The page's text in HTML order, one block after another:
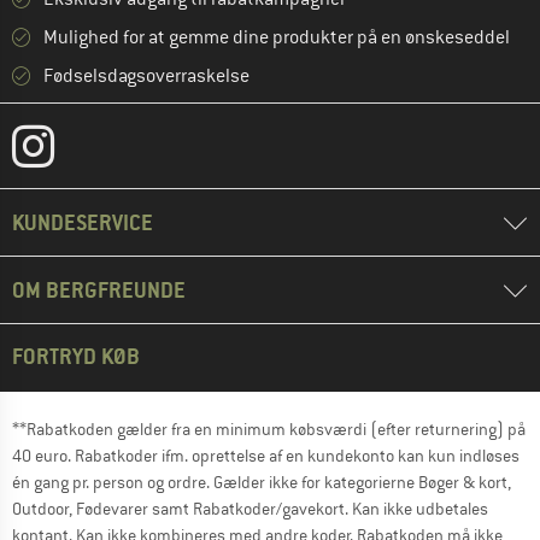
Mulighed for at gemme dine produkter på en ønskeseddel
Fødselsdagsoverraskelse
KUNDESERVICE
OM BERGFREUNDE
FORTRYD KØB
**Rabatkoden gælder fra en minimum købsværdi (efter returnering) på
40 euro. Rabatkoder ifm. oprettelse af en kundekonto kan kun indløses
én gang pr. person og ordre. Gælder ikke for kategorierne Bøger & kort,
Outdoor, Fødevarer samt Rabatkoder/gavekort. Kan ikke udbetales
kontant. Kan ikke kombineres med andre koder. Rabatkoden må ikke